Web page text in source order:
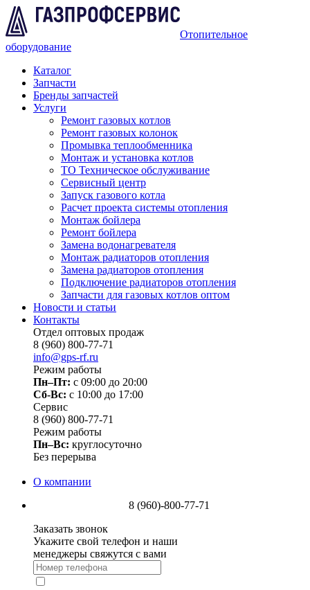
Отопительное
оборудование
Каталог
Запчасти
Бренды запчастей
Услуги
Ремонт газовых котлов
Ремонт газовых колонок
Промывка теплообменника
Монтаж и установка котлов
ТО Техническое обслуживание
Сервисный центр
Запуск газового котла
Расчет проекта системы отопления
Монтаж бойлера
Ремонт бойлера
Замена водонагревателя
Монтаж радиаторов отопления
Замена радиаторов отопления
Подключение радиаторов отопления
Запчасти для газовых котлов оптом
Новости и статьи
Контакты
Отдел оптовых продаж
8 (960) 800-77-71
info@gps-rf.ru
Режим работы
Пн–Пт: с 09:00 до 20:00
Сб-Вс: c 10:00 до 17:00
Сервис
8 (960) 800-77-71
Режим работы
Пн–Вс: круглосуточно
Без перерыва
О компании
8 (960)-800-77-71
Заказать звонок
Укажите свой телефон и наши
менеджеры свяжутся с вами